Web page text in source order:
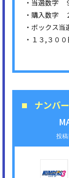
・当選数字
・購入数字
・ボックス当
・１３,３０
ナンバ